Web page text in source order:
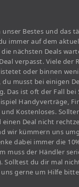
Bestes und das
immer auf dem
nächsten Deals
verpasst. Viele der
oder binnen
musst bei einigen
Das ist oft der Fall bei
Handyverträge,
und Kostenloses.
Deal nicht
wir kümmern uns
dabei immer die
muss der Händler
Solltest du dir mal
gerne um Hilfe